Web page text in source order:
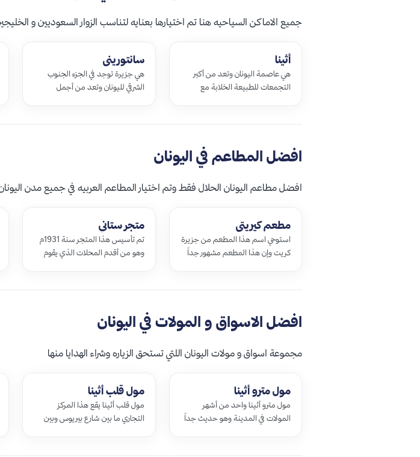
جميع الاماكن السياحيه هنا تم اختيارها بعنايه لتناسب الزوار السعوديين و
أثينا
هي عاصمة اليونان وتعد من أكبر
التجمعات للطبيعة الخلابة مع
سانتوريني
هي جزيرة توجد في الجزء الجنوب
الشرقي لليونان وتعد من أجمل
افضل المطاعم في اليونان
افضل مطاعم اليونان الحلال فقط وتم اختيار المطاعم العربيه في جميع مدن
مطعم كيريتي
استوحي اسم هذا المطعم من جزيرة
كريت وإن هذا المطعم مشهور جداً
متجر ستاني
تم تأسيس هذا المتجر سنة 1931م
وهو من أقدم المحلات الذي يقوم
افضل الاسواق و المولات في اليونان
مجموعة اسواق و مولات اليونان اللتي تستحق الزياره وشراء الهدايا منها
مول مترو أثينا
مول مترو أثينا واحد من أشهر
المولات في المدينة وهو حديث جداً
مول قلب أثينا
مول قلب أثينا يقع هذا المركز
التجاري ما بين شارع بيريوس وبين